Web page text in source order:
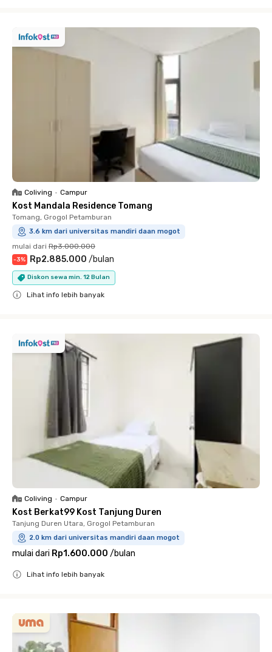
Coliving • Campur
Kost Mandala Residence Tomang
Tomang, Grogol Petamburan
3.6 km dari universitas mandiri daan mogot
mulai dari Rp3.000.000
-3% Rp2.885.000 /bulan
Diskon sewa min. 12 Bulan
Lihat info lebih banyak
Coliving • Campur
Kost Berkat99 Kost Tanjung Duren
Tanjung Duren Utara, Grogol Petamburan
2.0 km dari universitas mandiri daan mogot
mulai dari Rp1.600.000 /bulan
Lihat info lebih banyak